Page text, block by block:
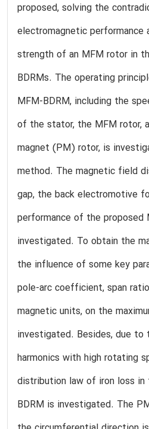
proposed, solving the
electromagnetic performance
strength of an MFM rotor in
BDRMs. The operating
MFM-BDRM, including the
of the stator, the MFM rotor,
magnet (PM) rotor, is
method. The magnetic field
gap, the back electromotive
performance of the proposed
investigated. To obtain the
the influence of some key
pole-arc coefficient, span
magnetic units, on the
investigated. Besides, due
harmonics with high rotating
distribution law of iron loss in
BDRM is investigated. The